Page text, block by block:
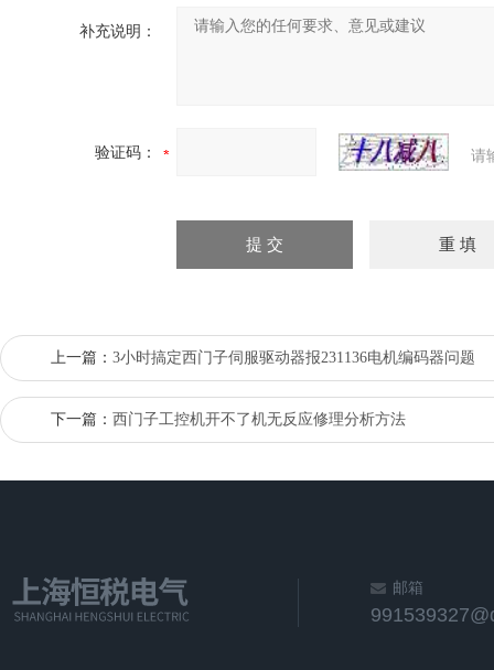
补充说明：
验证码： 请
上一篇： 3小时搞定西门子伺服驱动器报231136电机编码器问题
下一篇： 西门子工控机开不了机无反应修理分析方法
邮箱